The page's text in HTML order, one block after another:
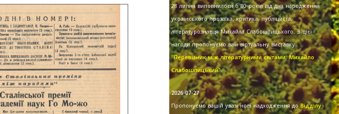
28 липня виповнилося б 80 років від дня народження
українського прозаїка, критика, публіциста,
літературознавця Михайла Слабошпицького. З цієї
нагоди пропонуємо вам віртуальну виставку
"Перевізник між літературними світами: Михайло
Слабошпицький".
2026-07-27
Пропонуємо вашій увазі нові надходження доВідділу